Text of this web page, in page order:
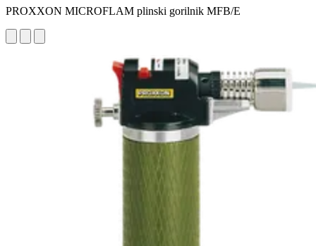
PROXXON MICROFLAM plinski gorilnik MFB/E